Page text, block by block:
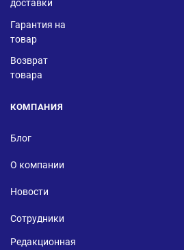
доставки
Гарантия на
товар
Возврат
товара
КОМПАНИЯ
Блог
О компании
Новости
Сотрудники
Редакционная